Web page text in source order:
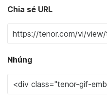
Chia sẻ URL
Nhúng